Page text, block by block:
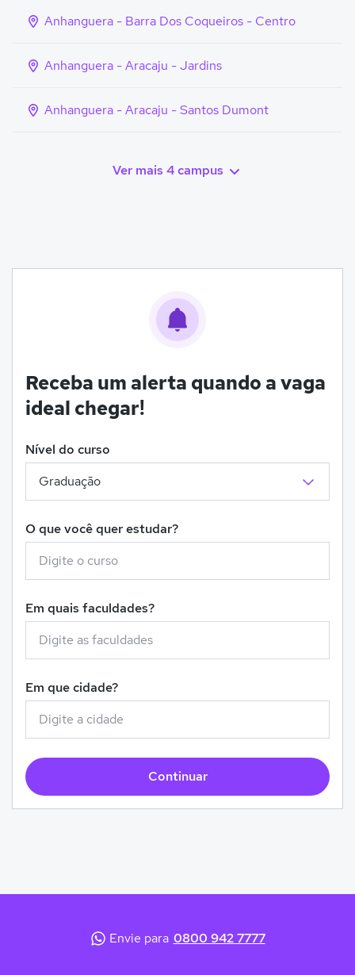
Anhanguera - Barra Dos Coqueiros - Centro
Anhanguera - Aracaju - Jardins
Anhanguera - Aracaju - Santos Dumont
Ver mais 4 campus
Receba um alerta quando a vaga
ideal chegar!
Nível do curso
O que você quer estudar?
Em quais faculdades?
Em que cidade?
Continuar
Envie para 0800 942 7777